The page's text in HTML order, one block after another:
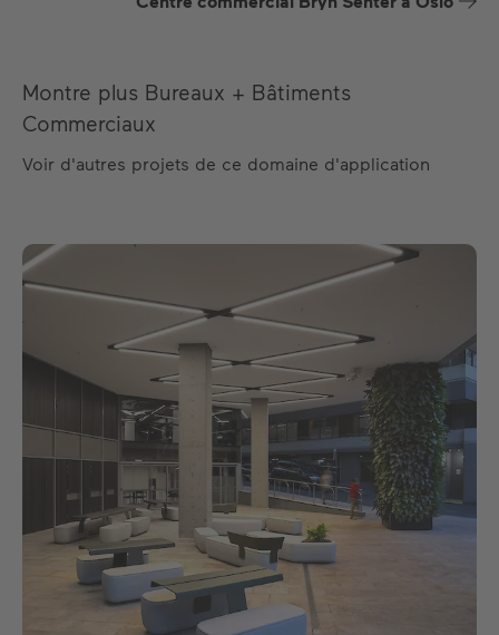
Montre plus Bureaux + Bâtiments
Commerciaux
Voir d'autres projets de ce domaine d'application